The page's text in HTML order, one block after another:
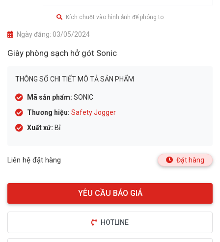
Kích chuột vào hình ảnh để phóng to
Ngày đăng: 03/05/2024
Giày phòng sạch hở gót Sonic
THÔNG SỐ CHI TIẾT MÔ TẢ SẢN PHẨM
Mã sản phẩm: SONIC
Thương hiệu: Safety Jogger
Xuất xứ: Bỉ
Liên hệ đặt hàng Đặt hàng
HOTLINE